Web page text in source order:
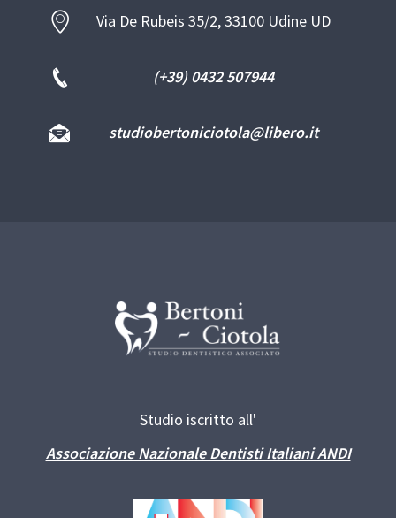
Via De Rubeis 35/2, 33100 Udine UD
(+39) 0432 507944
studiobertoniciotola@libero.it
Studio iscritto all'
Associazione Nazionale Dentisti Italiani ANDI